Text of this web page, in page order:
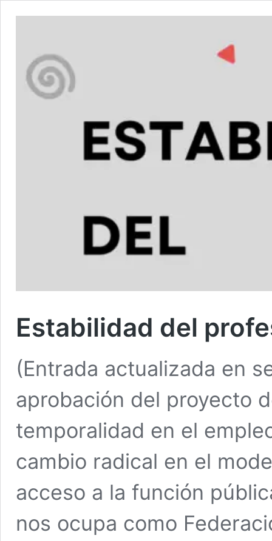
Estabilidad del
(Entrada actualizada en
aprobación del proyecto
temporalidad en el
cambio radical en el
acceso a la función
nos ocupa como